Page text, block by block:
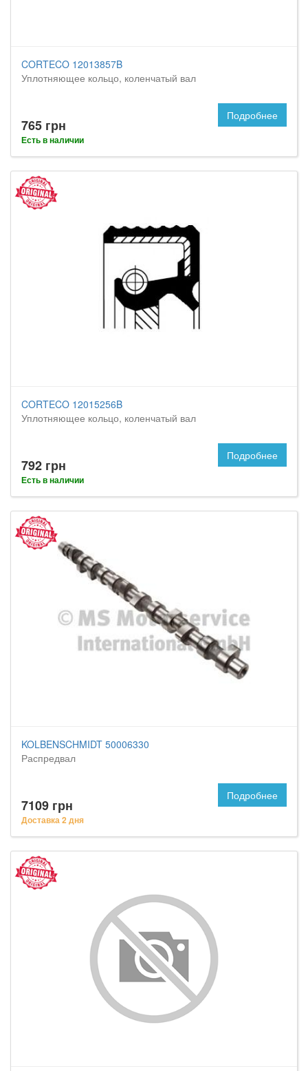
CORTECO 12013857B
Уплотняющее кольцо, коленчатый вал
765 грн
Есть в наличии
Подробнее
CORTECO 12015256B
Уплотняющее кольцо, коленчатый вал
792 грн
Есть в наличии
Подробнее
KOLBENSCHMIDT 50006330
Распредвал
7109 грн
Доставка 2 дня
Подробнее